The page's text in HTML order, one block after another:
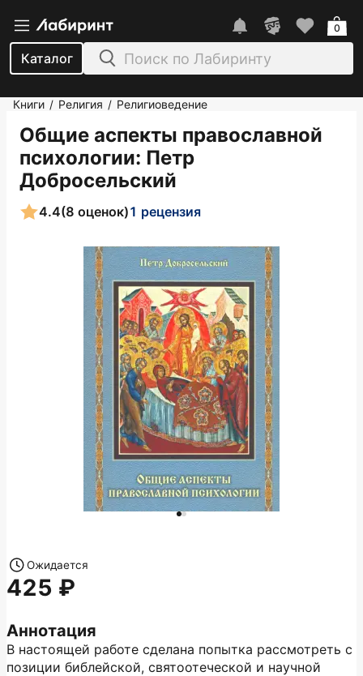
Каталог
0
Книги / Религия / Религиоведение
Общие аспекты православной
психологии: Петр
Добросельский
4.4(8 оценок)1 рецензия
Аннотация
В настоящей работе сделана попытка рассмотреть с
позиции библейской, святоотеческой и научной
Ожидается
425